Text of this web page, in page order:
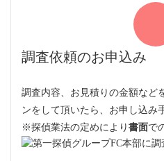
調査依頼のお申込み
調査内容、お見積りの金額など
ンをして頂いたら、お申し込み
※探偵業法の定めにより 書面で